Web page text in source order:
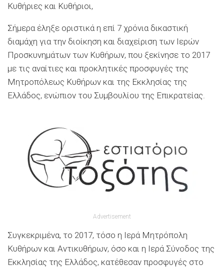
Κυθήριες και Κυθήριοι,
Σήμερα έληξε οριστικά η επί 7 χρόνια δικαστική
διαμάχη για την διοίκηση και διαχείριση των Ιερών
Προσκυνημάτων των Κυθήρων, που ξεκίνησε το 2017
με τις αναίτιες και προκλητικές προσφυγές της
Μητροπόλεως Κυθήρων και της Εκκλησίας της
Ελλάδος, ενώπιον του Συμβουλίου της Επικρατείας.
Advertisement
Συγκεκριμένα, το 2017, τόσο η Ιερά Μητρόπολη
Κυθήρων και Αντικυθήρων, όσο και η Ιερά Σύνοδος της
Εκκλησίας της Ελλάδος, κατέθεσαν προσφυγές στο